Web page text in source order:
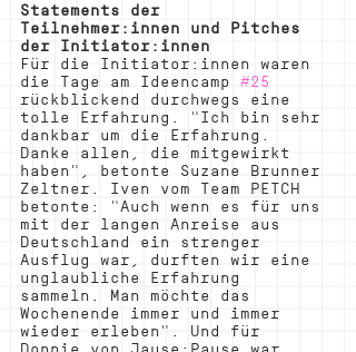
Statements der
Teilnehmer:innen und Pitches
der Initiator:innen
Für die Initiator:innen waren
die Tage am Ideencamp #25
rückblickend durchwegs eine
tolle Erfahrung. "Ich bin sehr
dankbar um die Erfahrung.
Danke allen, die mitgewirkt
haben", betonte Suzane Brunner
Zeltner. Iven vom Team PETCH
betonte: "Auch wenn es für uns
mit der langen Anreise aus
Deutschland ein strenger
Ausflug war, durften wir eine
unglaubliche Erfahrung
sammeln. Man möchte das
Wochenende immer und immer
wieder erleben". Und für